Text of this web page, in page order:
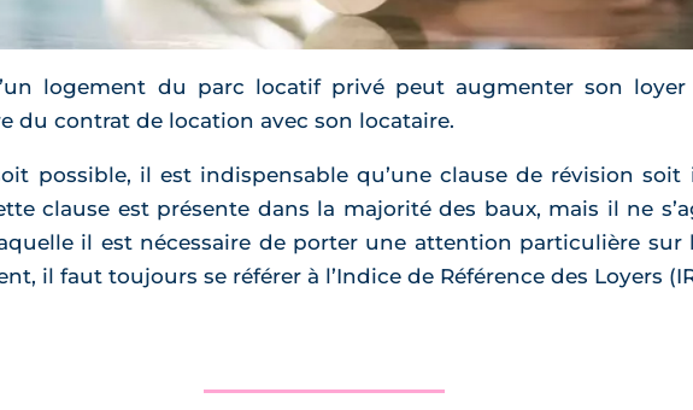
logement du parc locatif privé peut augmenter son
du contrat de location avec son locataire.
possible, il est indispensable qu’une clause de révision
clause est présente dans la majorité des baux, mais il ne
il est nécessaire de porter une attention particulière
il faut toujours se référer à l’Indice de Référence des Loyers